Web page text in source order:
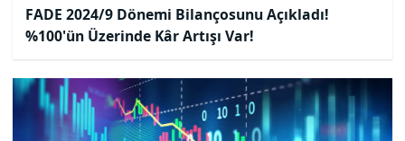
FADE 2024/9 Dönemi Bilançosunu Açıkladı!
%100'ün Üzerinde Kâr Artışı Var!